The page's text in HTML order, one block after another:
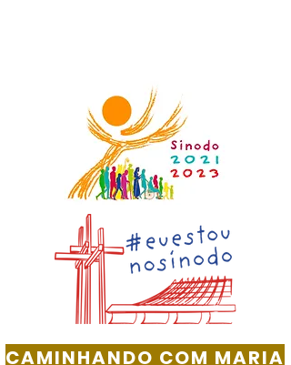
CAMINHANDO COM MARIA